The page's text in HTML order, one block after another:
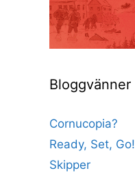
Bloggvänner
Cornucopia?
Ready, Set, Go!
Skipper